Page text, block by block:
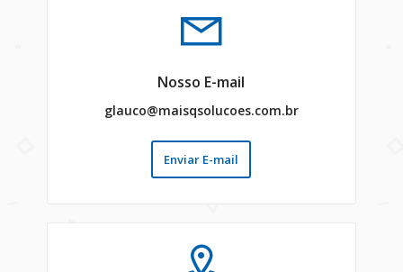
Nosso E-mail
glauco@maisqsolucoes.com.br
Enviar E-mail